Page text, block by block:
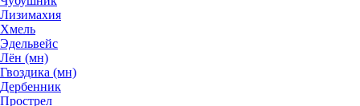
Лизимахия
Хмель
Эдельвейс
Лён (мн)
Гвоздика (мн)
Дербенник
Прострел